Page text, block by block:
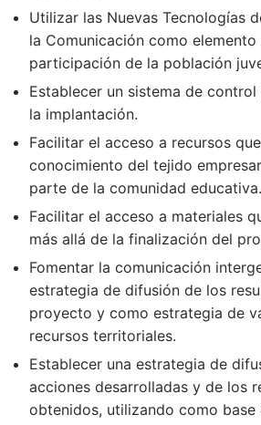
Utilizar las Nuevas Tecnologías
la Comunicación como elemento
participación de la población
Establecer un sistema de
la implantación.
Facilitar el acceso a recursos
conocimiento del tejido
parte de la comunidad educativa.
Facilitar el acceso a materiales
más allá de la finalización del
Fomentar la comunicación
estrategia de difusión de los
proyecto y como estrategia de
recursos territoriales.
Establecer una estrategia de
acciones desarrolladas y de los
obtenidos, utilizando como base